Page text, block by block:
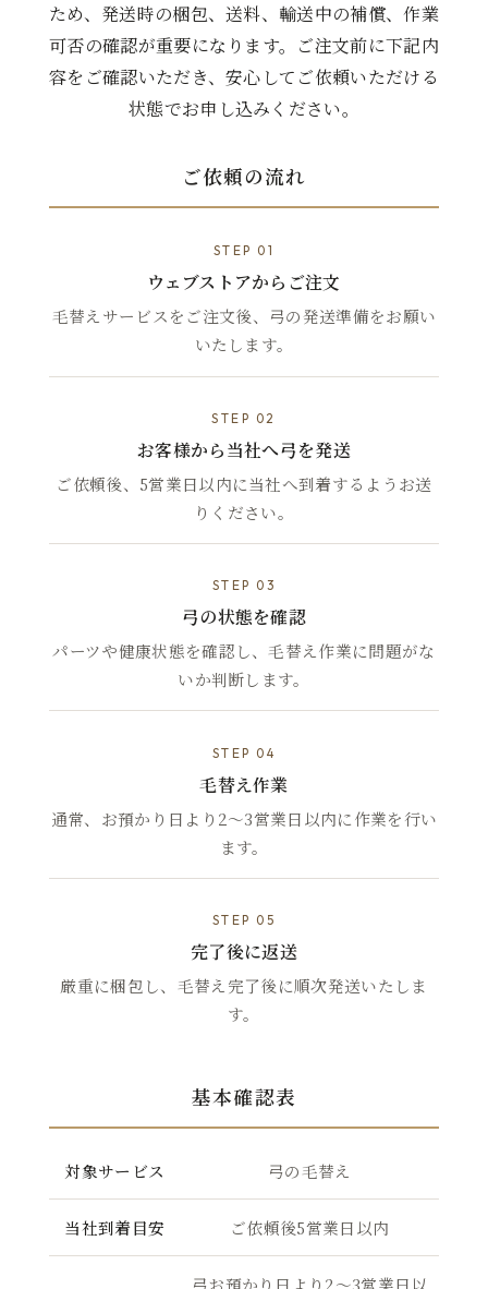
ため、発送時の梱包、送料、輸送中の補償、作業
可否の確認が重要になります。ご注文前に下記内
容をご確認いただき、安心してご依頼いただける
状態でお申し込みください。
ご依頼の流れ
STEP 01
ウェブストアからご注文
毛替えサービスをご注文後、弓の発送準備をお願い
いたします。
STEP 02
お客様から当社へ弓を発送
ご依頼後、5営業日以内に当社へ到着するようお送
りください。
STEP 03
弓の状態を確認
パーツや健康状態を確認し、毛替え作業に問題がな
いか判断します。
STEP 04
毛替え作業
通常、お預かり日より2〜3営業日以内に作業を行い
ます。
STEP 05
完了後に返送
厳重に梱包し、毛替え完了後に順次発送いたしま
す。
基本確認表
対象サービス 弓の毛替え
当社到着目安 ご依頼後5営業日以内
弓お預かり日より2〜3営業日以